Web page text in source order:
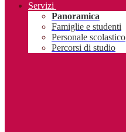
Servizi
Panoramica
Famiglie e studenti
Personale scolastico
Percorsi di studio